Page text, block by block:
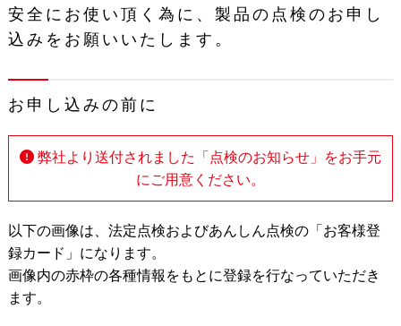
安全にお使い頂く為に、製品の点検のお申し
込みをお願いいたします。
お申し込みの前に
弊社より送付されました「点検のお知らせ」をお手元
にご用意ください。
以下の画像は、法定点検およびあんしん点検の「お客様登
録カード」になります。
画像内の赤枠の各種情報をもとに登録を行なっていただき
ます。